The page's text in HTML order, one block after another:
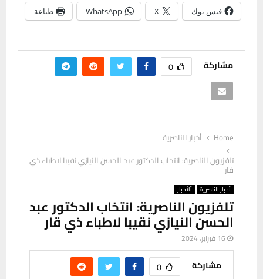
فيس بوك X
WhatsApp طباعة
مشاركة 0
Home
أخبار الناصرية
تلفزيون الناصرية: انتخاب الدكتور عبد الحسن النيازي نقيبا لاطباء ذي
قار
أخبار الناصرية ألأخبار
تلفزيون الناصرية: انتخاب الدكتور عبد
الحسن النيازي نقيبا لاطباء ذي قار
16 فبراير، 2024
مشاركة 0